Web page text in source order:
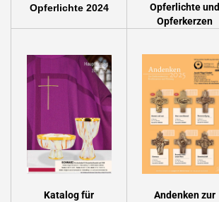
Opferlichte 2024
Opferlichte und
Opferkerzen
Katalog für
Andenken zur